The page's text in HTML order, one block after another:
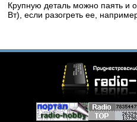
Крупную деталь можно паять и
Вт), если разогреть ее,